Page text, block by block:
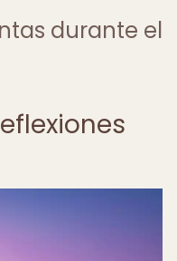
durante el